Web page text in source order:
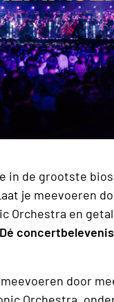
in de grootste
je meevoeren
Orchestra en
Dé
meevoeren door